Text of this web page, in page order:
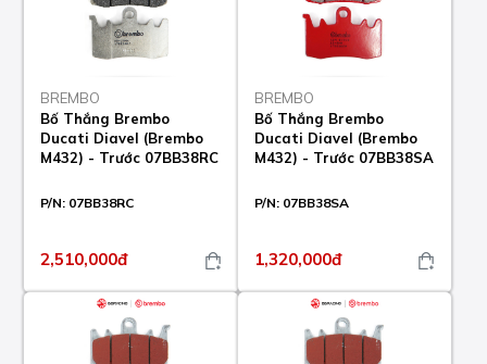
BREMBO
Bố Thắng Brembo
Ducati Diavel (Brembo
M432) - Trước 07BB38RC
P/N: 07BB38RC
2,510,000đ
BREMBO
Bố Thắng Brembo
Ducati Diavel (Brembo
M432) - Trước 07BB38SA
P/N: 07BB38SA
1,320,000đ